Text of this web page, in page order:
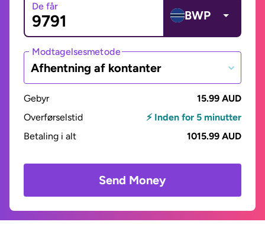
De får
BWP
Modtagelsesmetode
Afhentning af kontanter
Gebyr
15.99 AUD
Overførselstid
⚡ Inden for 5 minutter
Betaling i alt
1015.99 AUD
Send Money